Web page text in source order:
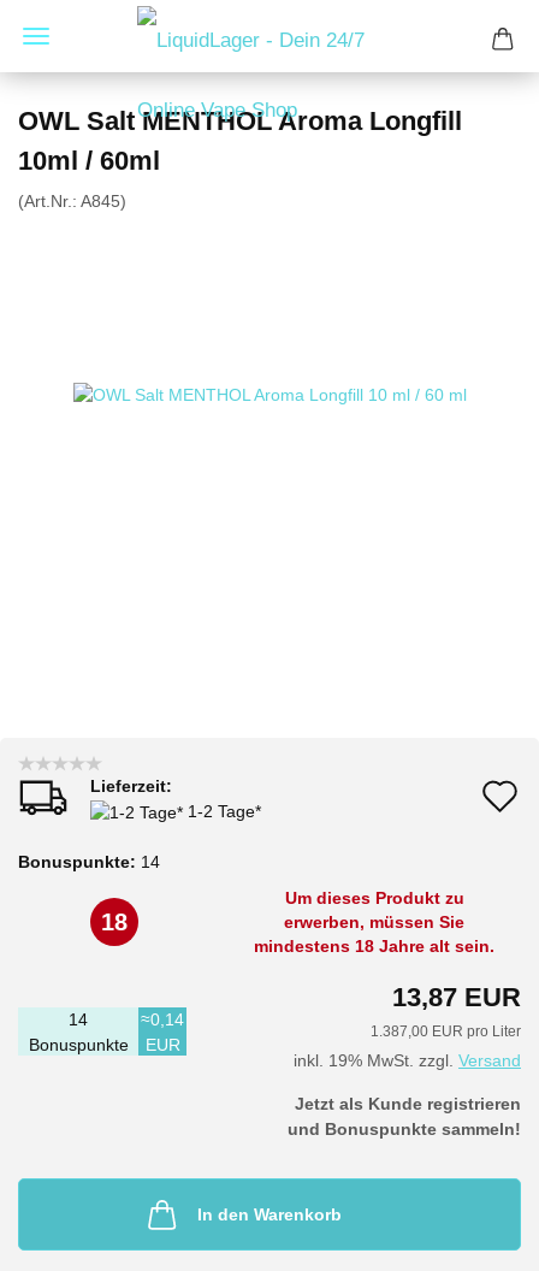
OWL Salt MENTHOL Aroma Longfill
10ml / 60ml
(Art.Nr.: A845)
Lieferzeit:
1-2 Tage*
Bonuspunkte: 14
18
Um dieses Produkt zu
erwerben, müssen Sie
mindestens 18 Jahre alt sein.
13,87 EUR
1.387,00 EUR pro Liter
inkl. 19% MwSt. zzgl. Versand
14
Bonuspunkte
≈0,14
EUR
Jetzt als Kunde registrieren
und Bonuspunkte sammeln!
In den Warenkorb